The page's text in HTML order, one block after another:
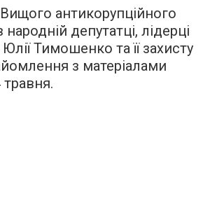
антикорупційного
депутатці, лідерці
Тимошенко та її захисту
з матеріалами